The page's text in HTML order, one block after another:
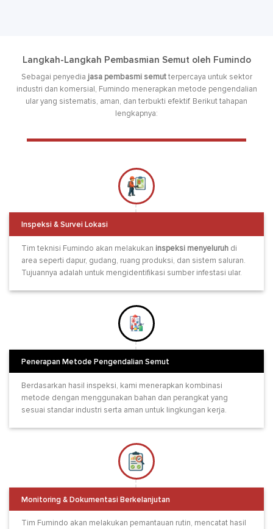
Langkah-Langkah Pembasmian Semut oleh Fumindo
Sebagai penyedia jasa pembasmi semutterpercaya untuk sektor
industri dan komersial, Fumindo menerapkan metode pengendalian
ular yang sistematis, aman, dan terbukti efektif. Berikut tahapan
lengkapnya:
Inspeksi & Survei Lokasi
Tim teknisi Fumindo akan melakukan inspeksi menyeluruh di
area seperti dapur, gudang, ruang produksi, dan sistem saluran.
Tujuannya adalah untuk mengidentifikasi sumber infestasi ular.
Penerapan Metode Pengendalian Semut
Berdasarkan hasil inspeksi, kami menerapkan kombinasi
metode dengan menggunakan bahan dan perangkat yang
sesuai standar industri serta aman untuk lingkungan kerja.
Monitoring & Dokumentasi Berkelanjutan
Tim Fumindo akan melakukan pemantauan rutin, mencatat hasil